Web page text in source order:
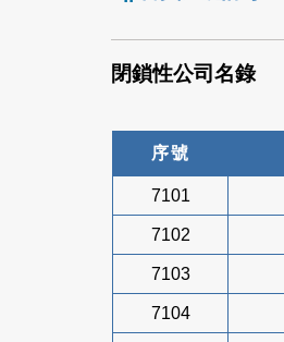
閉鎖性公司名錄
序號
7101
7102
7103
7104